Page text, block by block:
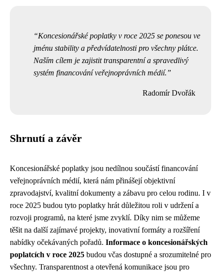
Koncesionářské poplatky v roce 2025 se ponesou ve
jménu stability a předvídatelnosti pro všechny plátce.
Naším cílem je zajistit transparentní a spravedlivý
systém financování veřejnoprávních médií.
Radomír Dvořák
Shrnutí a závěr
Koncesionářské poplatky jsou nedílnou součástí financování
veřejnoprávních médií, která nám přinášejí objektivní
zpravodajství, kvalitní dokumenty a zábavu pro celou rodinu. I v
roce 2025 budou tyto poplatky hrát důležitou roli v udržení a
rozvoji programů, na které jsme zvyklí. Díky nim se můžeme
těšit na další zajímavé projekty, inovativní formáty a rozšíření
nabídky očekávaných pořadů. Informace o koncesionářských
poplatcích v roce 2025 budou včas dostupné a srozumitelné pro
všechny. Transparentnost a otevřená komunikace jsou pro